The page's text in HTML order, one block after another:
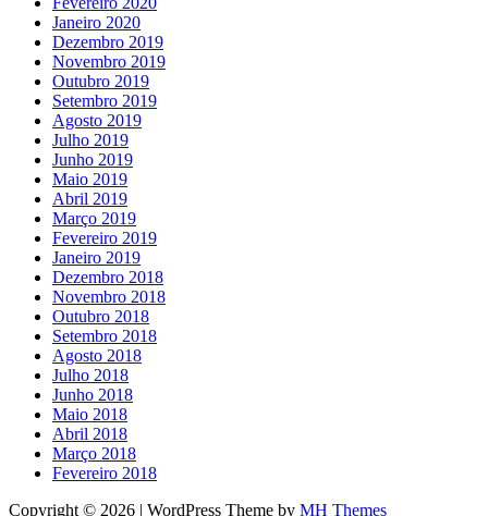
Janeiro 2020
Dezembro 2019
Novembro 2019
Outubro 2019
Setembro 2019
Agosto 2019
Julho 2019
Junho 2019
Maio 2019
Abril 2019
Março 2019
Fevereiro 2019
Janeiro 2019
Dezembro 2018
Novembro 2018
Outubro 2018
Setembro 2018
Agosto 2018
Julho 2018
Junho 2018
Maio 2018
Abril 2018
Março 2018
Fevereiro 2018
Copyright © 2026 | WordPress Theme by MH Themes